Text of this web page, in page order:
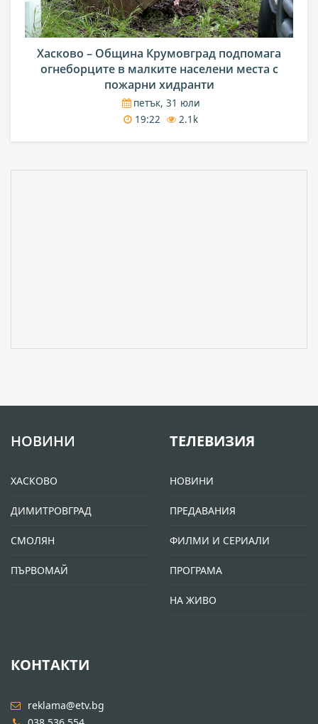
Хасково – Община Крумовград подпомага
огнеборците в малките населени места с
пожарни хидранти
петък, 31 юли
19:22
2.1k
НОВИНИ
ХАСКОВО
ДИМИТРОВГРАД
СМОЛЯН
ПЪРВОМАЙ
ТЕЛЕВИЗИЯ
НОВИНИ
ПРЕДАВАНИЯ
ФИЛМИ И СЕРИАЛИ
ПРОГРАМА
НА ЖИВО
КОНТАКТИ
reklama@etv.bg